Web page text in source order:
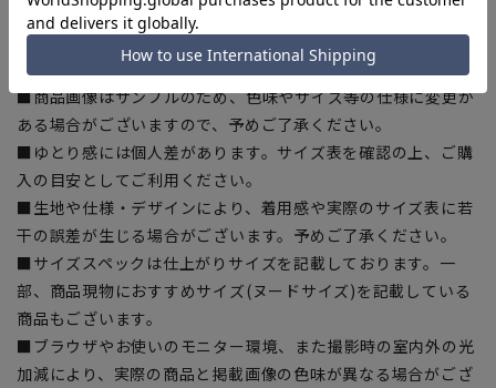
【シルエット】《ゆったり》 (当社比)
【商品に関するご注意】
■商品画像はサンプルのため、色味やサイズ等の仕様に変更が
ある場合がございますので、予めご了承ください。
■ゆとり感には個人差があります。サイズ表を確認の上、ご購
入の目安としてご利用ください。
■生地や仕様・デザインにより、着用感や実際のサイズ表に若
干の誤差が生じる場合がございます。予めご了承ください。
■サイズスペックは仕上がりサイズを記載しております。一
部、商品現物におすすめサイズ(ヌードサイズ)を記載している
商品もございます。
■ブラウザやお使いのモニター環境、また撮影時の室内外の光
加減により、実際の商品と掲載画像の色味が異なる場合がござ